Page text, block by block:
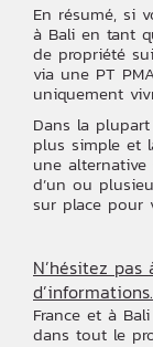
En résumé, si
à Bali en tant
de propriété
via une PT
uniquement
Dans la
plus simple et
une
d’un ou
sur place pour
N’hésitez
d’informations.
France et à
dans tout le